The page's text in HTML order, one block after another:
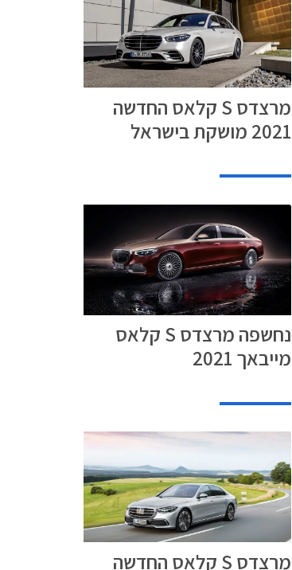
מרצדס S קלאס החדשה
2021 מושקת בישראל
נחשפה מרצדס S קלאס
מייבאך 2021
מרצדס S קלאס החדשה